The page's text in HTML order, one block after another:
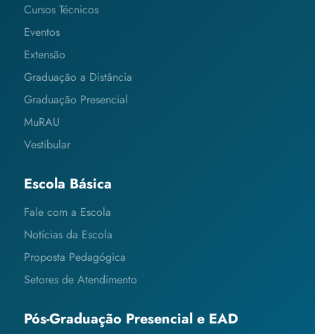
Cursos Técnicos
Eventos
Extensão
Graduação a Distância
Graduação Presencial
MuRAU
Vestibular
Escola Básica
Fale com a Escola
Notícias da Escola
Proposta Pedagógica
Setores de Atendimento
Pós-Graduação Presencial e EAD